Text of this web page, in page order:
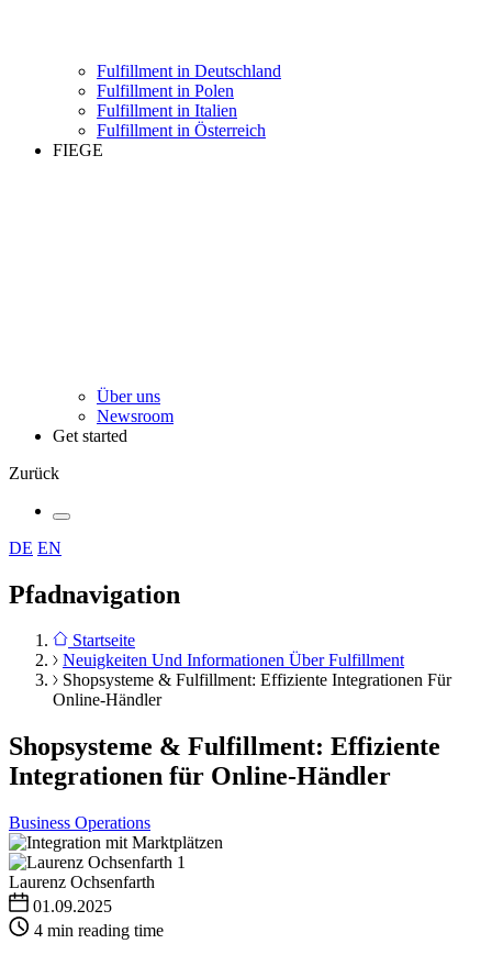
Fulfillment in Deutschland
Fulfillment in Polen
Fulfillment in Italien
Fulfillment in Österreich
FIEGE
Über uns
Newsroom
Get started
Zurück
DE EN
Pfadnavigation
Startseite
Neuigkeiten Und Informationen Über Fulfillment
Shopsysteme & Fulfillment: Effiziente Integrationen Für
Online-Händler
Shopsysteme & Fulfillment: Effiziente
Integrationen für Online-Händler
Business Operations
Laurenz Ochsenfarth
01.09.2025
4 min reading time